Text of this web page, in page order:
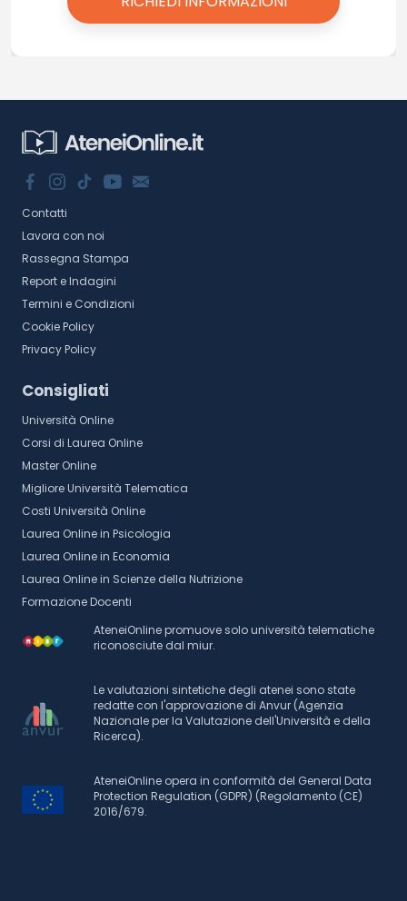
Contatti
Lavora con noi
Rassegna Stampa
Report e Indagini
Termini e Condizioni
Cookie Policy
Privacy Policy
Consigliati
Università Online
Corsi di Laurea Online
Master Online
Migliore Università Telematica
Costi Università Online
Laurea Online in Psicologia
Laurea Online in Economia
Laurea Online in Scienze della Nutrizione
Formazione Docenti
AteneiOnline promuove solo università telematiche
riconosciute dal miur.
Le valutazioni sintetiche degli atenei sono state
redatte con l'approvazione di Anvur (Agenzia
Nazionale per la Valutazione dell'Università e della
Ricerca).
AteneiOnline opera in conformità del General Data
Protection Regulation (GDPR) (Regolamento (CE)
2016/679.